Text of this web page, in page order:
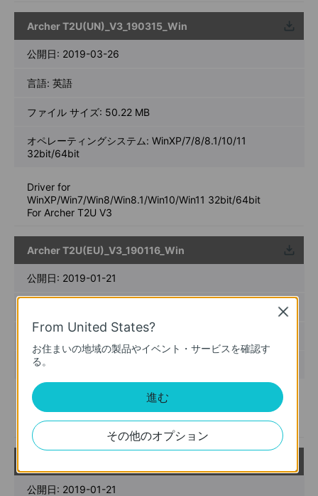
Archer T2U(UN)_V3_190315_Win
ウンロ
ード
公開日: 2019-03-26
言語: 英語
ファイル サイズ: 50.22 MB
オペレーティングシステム: WinXP/7/8/8.1/10/11
32bit/64bit
Driver for
WinXP/Win7/Win8/Win8.1/Win10/Win11 32bit/64bit
For Archer T2U V3
Archer T2U(EU)_V3_190116_Win
ウンロ
ード
公開日: 2019-01-21
ファイル サイズ: 50.23 MB
オペレーティングシステム: Win2000/XP/2003/7/8/8.1/10
Modifications and Bug Fixes:
Driver for WinXP/Win7/Win8/Win8.1/Win10 32bit/64bit
ード
公開日: 2019-01-21
From United States?
お住まいの地域の製品やイベント・サービスを確認す
る。
進む
その他のオプション
Close